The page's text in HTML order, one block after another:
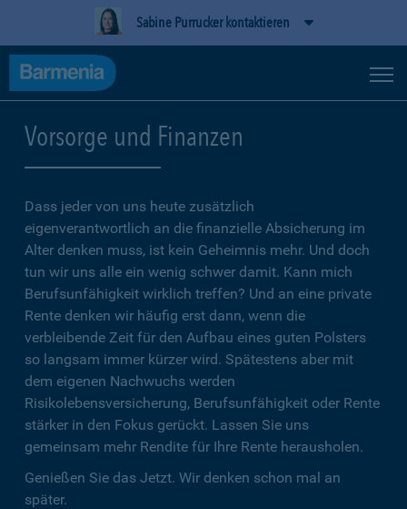
Sabine Purrucker kontaktieren
Vorsorge und Finanzen
Dass jeder von uns heute zusätzlich
eigenverantwortlich an die finanzielle Absicherung im
Alter denken muss, ist kein Geheimnis mehr. Und doch
tun wir uns alle ein wenig schwer damit. Kann mich
Berufsunfähigkeit wirklich treffen? Und an eine private
Rente denken wir häufig erst dann, wenn die
verbleibende Zeit für den Aufbau eines guten Polsters
so langsam immer kürzer wird. Spätestens aber mit
dem eigenen Nachwuchs werden
Risikolebensversicherung, Berufsunfähigkeit oder Rente
stärker in den Fokus gerückt. Lassen Sie uns
gemeinsam mehr Rendite für Ihre Rente herausholen.
Genießen Sie das Jetzt. Wir denken schon mal an
später.